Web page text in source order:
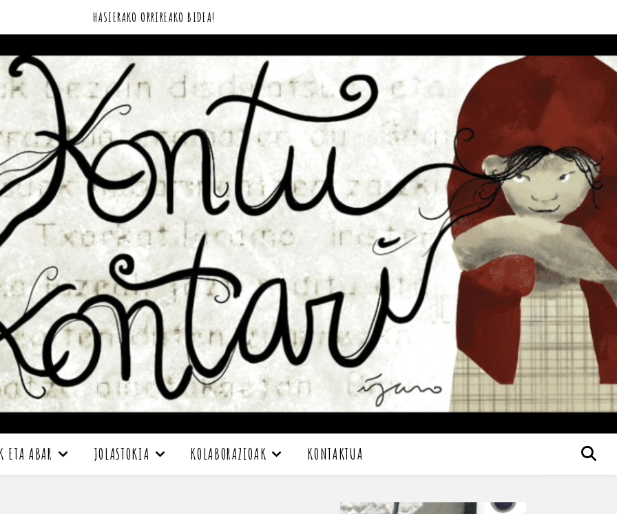
HASIERAKO ORRIREAKO BIDEA!
ETA ABAR JOLASTOKIA KOLABORAZIOAK KONTAKTUA